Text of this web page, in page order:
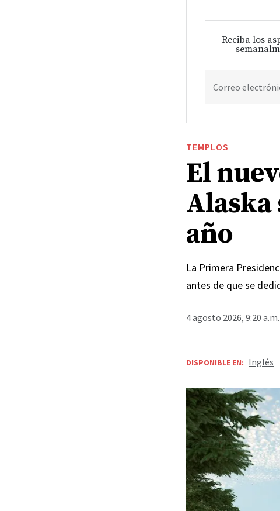
Reciba los
Correo
TEMPLOS
El
año
La Primera
antes de que se
4 agosto 2026, 9:20
DISPONIBLE EN: Inglés